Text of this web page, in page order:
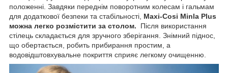
положенні. Завдяки переднім поворотним колесам і гальмам
для додаткової безпеки та стабільності, Maxi-Cosi Minla Plus
можна легко розмістити за столом. Після використання
стілець складається для зручного зберігання. Знімний піднос,
що обертається, робить прибирання простим, а
водовідштовхувальне покриття сприяє легкому очищенню.